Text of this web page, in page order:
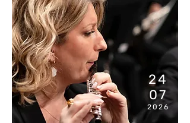
24
07
2026